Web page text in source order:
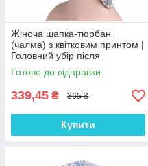
Жіноча шапка-тюрбан
(чалма) з квітковим принтом |
Головний убір після
хіміотерапії, при алопеції |
Літня хустка на голову
Готово до відправки
339,45 ₴ 365 ₴
Купити